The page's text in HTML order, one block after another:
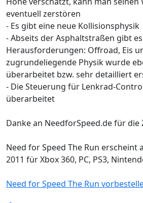
eventuell zerstören
- Es gibt eine neue Kollisionsphysik
- Abseits der Asphaltstraßen gibt
Herausforderungen: Offroad, Eis
zugrundeliegende Physik wurde
überarbeitet bzw. sehr detailliert
- Die Steuerung für Lenkrad-
überarbeitet
Danke an NeedforSpeed.de für die
Need for Speed The Run erscheint
2011 für Xbox 360, PC, PS3,
Need for Speed The Run